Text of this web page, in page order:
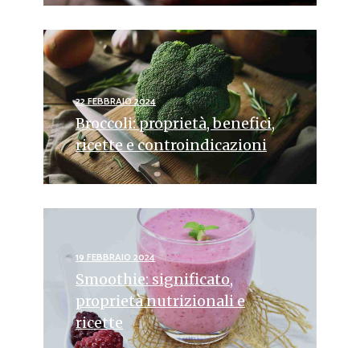
22 FEBBRAIO 2024
Broccoli: proprietà, benefici,
ricette e controindicazioni
19 FEBBRAIO 2024
Smoothie: significato,
proprietà nutrizionali e
ricette